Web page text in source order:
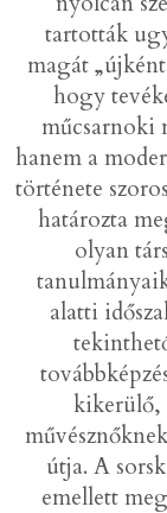
tartották
magát
hogy
műcsarnoki
hanem a
története
határozta
olyan
alatti
kikerülő,
útja. A
emellett